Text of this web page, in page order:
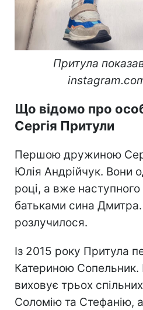
Притула
Що відомо про
Сергія Притули
Першою дружиною
Юлія Андрійчук. Вони
році, а вже
батьками сина
розлучилося.
Із 2015 року Притула
Катериною
виховує трьох
Соломію та Стефанію,